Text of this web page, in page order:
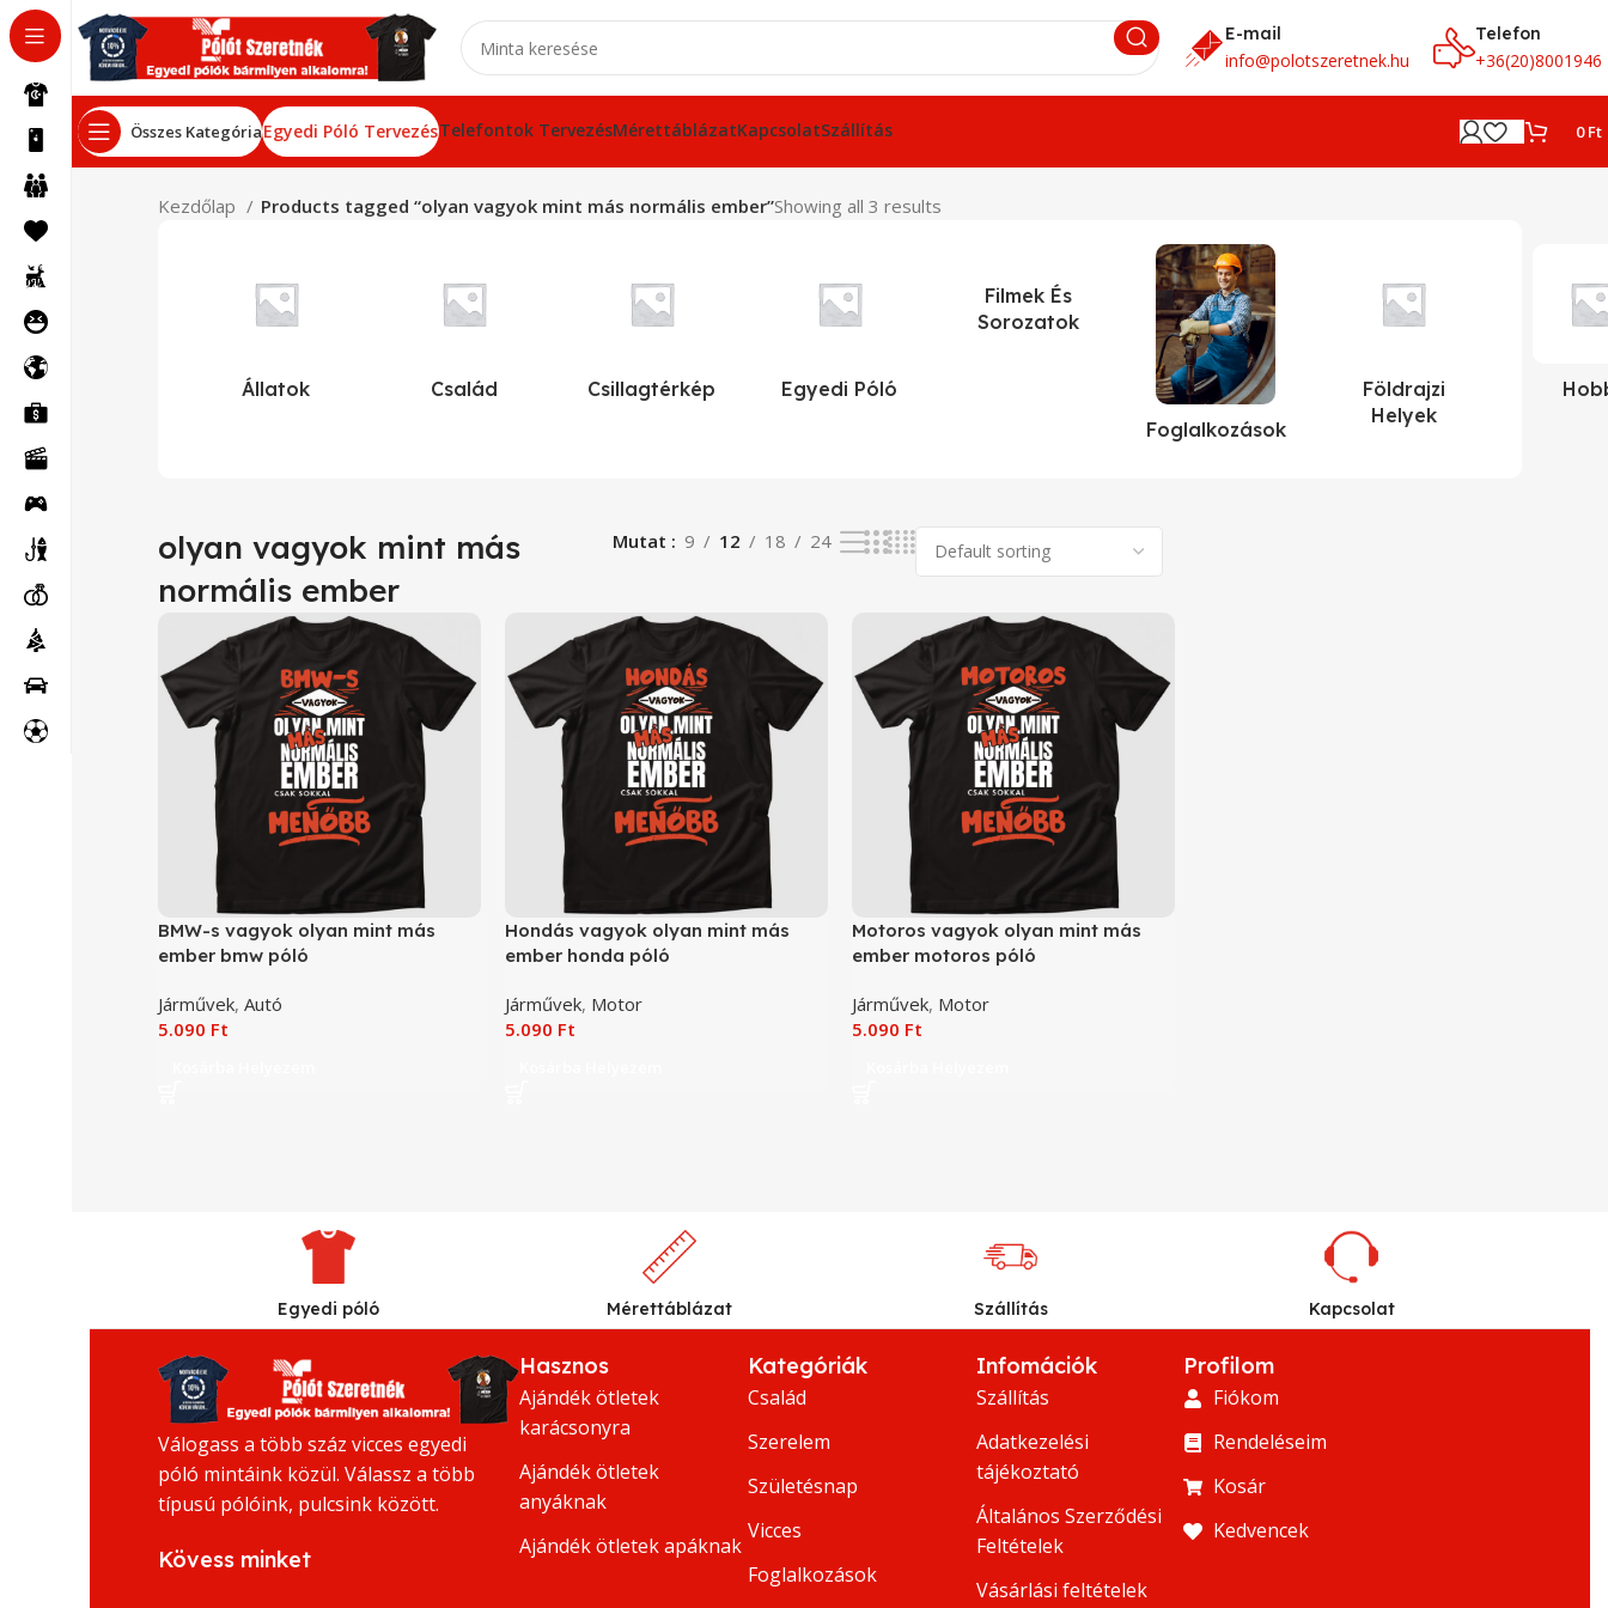
E-mail
info@polotszeretnek.hu
Telefon
+36(20)8001946
Összes KategóriaEgyedi Póló TervezésTelefontok TervezésMérettáblázatKapcsolatSzállítás 0Ft
Kezdőlap Products tagged “olyan vagyok mint más normális ember”Showing all 3 results
Állatok Család Csillagtérkép Egyedi Póló
Filmek És
Sorozatok
Foglalkozások
Földrajzi
Helyek
olyan vagyok mint más
normális ember
Mutat 9 12 18 24
BMW-s vagyok olyan mint más
ember bmw póló
Járművek, Autó
5.090 Ft
Hondás vagyok olyan mint más
ember honda póló
Járművek, Motor
5.090 Ft
Motoros vagyok olyan mint más
ember motoros póló
Járművek, Motor
5.090 Ft
Egyedi póló Mérettáblázat Szállítás Kapcsolat
Válogass a több száz vicces egyedi
póló mintáink közül. Válassz a több
típusú pólóink, pulcsink között.
Kövess minket
Hasznos
Ajándék ötletek
karácsonyra
Ajándék ötletek
anyáknak
Ajándék ötletek apáknak
Kategóriák
Család
Szerelem
Születésnap
Vicces
Foglalkozások
Infomációk
Szállítás
Adatkezelési
tájékoztató
Általános Szerződési
Feltételek
Vásárlási feltételek
Profilom
Fiókom
Rendeléseim
Kosár
Kedvencek